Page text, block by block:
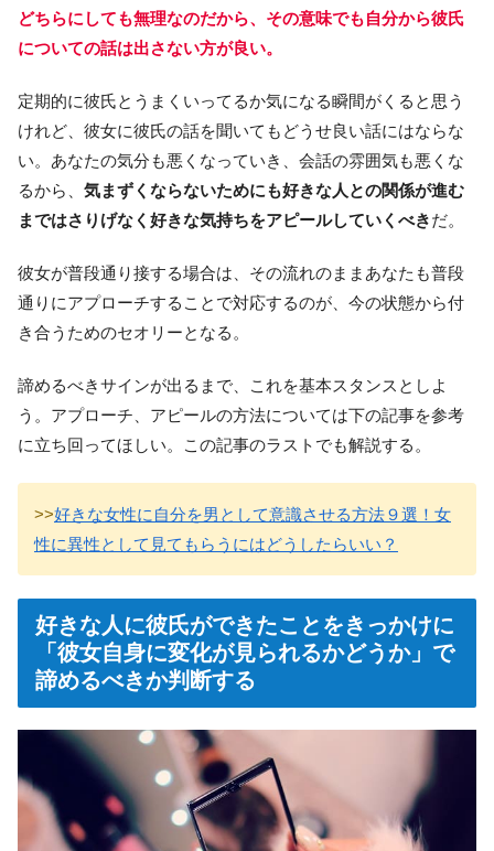
どちらにしても無理なのだから、その意味でも自分から彼氏
についての話は出さない方が良い。
定期的に彼氏とうまくいってるか気になる瞬間がくると思う
けれど、彼女に彼氏の話を聞いてもどうせ良い話にはならな
い。あなたの気分も悪くなっていき、会話の雰囲気も悪くな
るから、 気まずくならないためにも好きな人との関係が進む
まではさりげなく好きな気持ちをアピールしていくべきだ。
彼女が普段通り接する場合は、その流れのままあなたも普段
通りにアプローチすることで対応するのが、今の状態から付
き合うためのセオリーとなる。
諦めるべきサインが出るまで、これを基本スタンスとしよ
う。アプローチ、アピールの方法については下の記事を参考
に立ち回ってほしい。この記事のラストでも解説する。
>>好きな女性に自分を男として意識させる方法９選！女
性に異性として見てもらうにはどうしたらいい？
好きな人に彼氏ができたことをきっかけに
「彼女自身に変化が見られるかどうか」で
諦めるべきか判断する